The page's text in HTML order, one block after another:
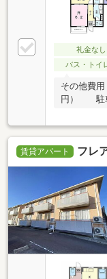
礼金なし
バス・トイ
その他費
円） 駐車
賃貸アパート フレ